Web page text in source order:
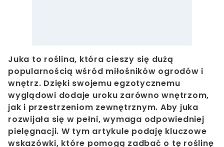
Juka to roślina, która cieszy się dużą
popularnością wśród miłośników ogrodów i
wnętrz. Dzięki swojemu egzotycznemu
wyglądowi dodaje uroku zarówno wnętrzom,
jak i przestrzeniom zewnętrznym. Aby juka
rozwijała się w pełni, wymaga odpowiedniej
pielęgnacji. W tym artykule podaję kluczowe
wskazówki, które pomogą zadbać o tę roślinę